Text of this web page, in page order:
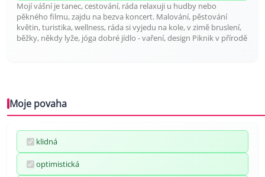
Mojí vášní je tanec, cestování, ráda relaxuji u hudby nebo
pěkného filmu, zajdu na bezva koncert. Malování, pěstování
květin, turistika, wellness, ráda si vyjedu na kole, v zimě bruslení,
běžky, někdy lyže, jóga dobré jídlo - vaření, design Piknik v přírodě
Moje povaha
klidná
optimistická